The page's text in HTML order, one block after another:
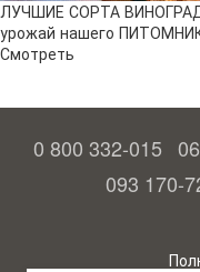
ЛУЧШИЕ СОРТА
урожай нашего
Смотреть
0 800 332-015
093 170-